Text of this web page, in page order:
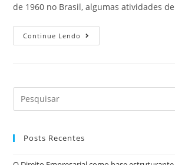
de 1960 no Brasil, algumas atividades
Continue Lendo
Posts Recentes